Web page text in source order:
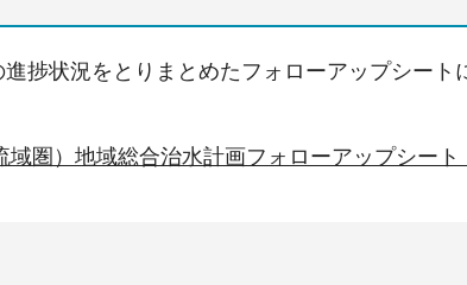
捗状況をとりまとめたフォローアップシート
域圏）地域総合治水計画フォローアップシート